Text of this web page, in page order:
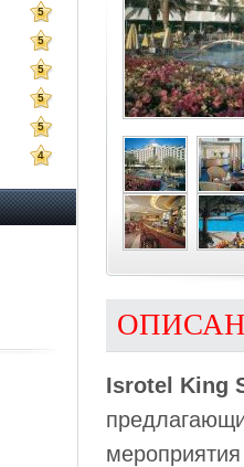
5
5
5
5
5
4
Isrotel King